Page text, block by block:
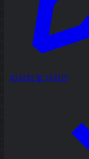
리서치 및 디자인